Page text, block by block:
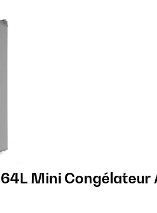
Mini Congélateur